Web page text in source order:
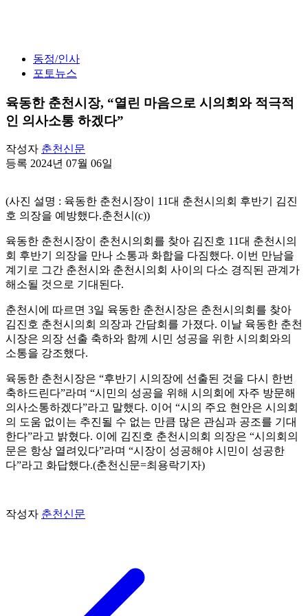
동정/인사
포토뉴스
육동한 춘천시장, “열린 마음으로 시의회와 적극적
인 의사소통 하겠다”
작성자 춘천신문
등록 2024년 07월 06일
(사진 설명 : 육동한 춘천시장이 11대 춘천시의회 후반기 김진
호 의장을 예방했다.춘천시(c))
육동한 춘천시장이 춘천시의회를 찾아 김진호 11대 춘천시의
회 후반기 의장을 만나 소통과 화합을 다짐했다. 이번 만남을
계기로 그간 춘천시와 춘천시의회 사이의 다소 경직된 관계가
해소될 것으로 기대된다.
춘천시에 따르면 3일 육동한 춘천시장은 춘천시의회를 찾아
김진호 춘천시의회 의장과 간담회를 가졌다. 이날 육동한 춘천
시장은 의장 선출 축하와 함께 시민 성공을 위한 시의회와의
소통을 강조했다.
육동한 춘천시장은 “후반기 시의장에 선출된 것을 다시 한번
축하드린다”라며 “시민의 성공을 위해 시의회에 자주 방문해
의사소통하겠다”라고 말했다. 이어 “시의 주요 현안은 시의회
의 도움 없이는 추진될 수 없는 만큼 많은 관심과 공조를 기대
한다”라고 밝혔다. 이에 김진호 춘천시의회 의장은 “시의회의
문은 항상 열려있다”라며 “시장이 성공해야 시민이 성공한
다”라고 화답했다.(춘천신문=최용락기자)
작성자 춘천신문